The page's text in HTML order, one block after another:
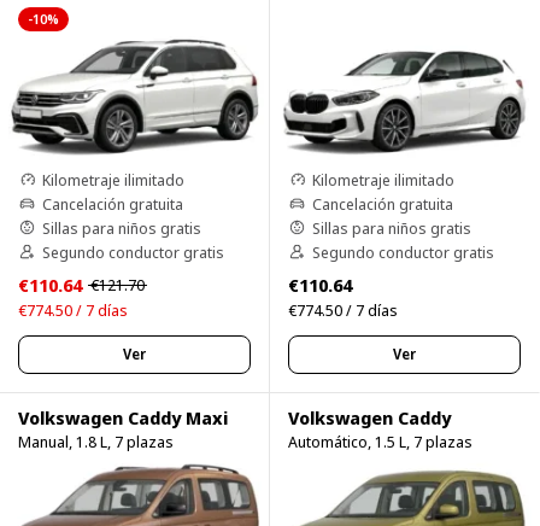
-10%
Kilometraje ilimitado
Cancelación gratuita
Sillas para niños gratis
Segundo conductor gratis
€110.64 €121.70
€774.50 / 7 días
Ver
Kilometraje ilimitado
Cancelación gratuita
Sillas para niños gratis
Segundo conductor gratis
€110.64
€774.50 / 7 días
Ver
Volkswagen Caddy Maxi
Manual, 1.8 L, 7 plazas
Volkswagen Caddy
Automático, 1.5 L, 7 plazas